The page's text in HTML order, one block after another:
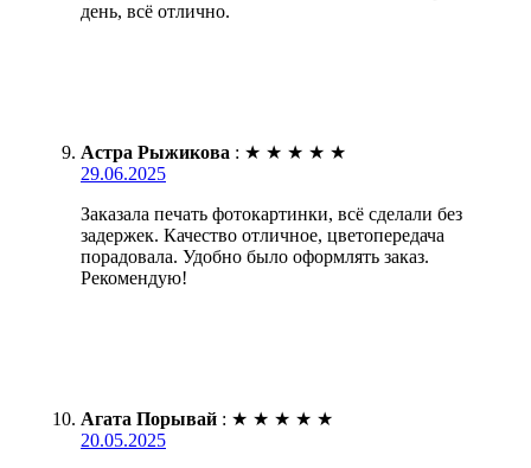
день, всё отлично.
Астра Рыжикова : ★ ★ ★ ★ ★
29.06.2025
Заказала печать фотокартинки, всё сделали без
задержек. Качество отличное, цветопередача
порадовала. Удобно было оформлять заказ.
Рекомендую!
Агата Порывай : ★ ★ ★ ★ ★
20.05.2025